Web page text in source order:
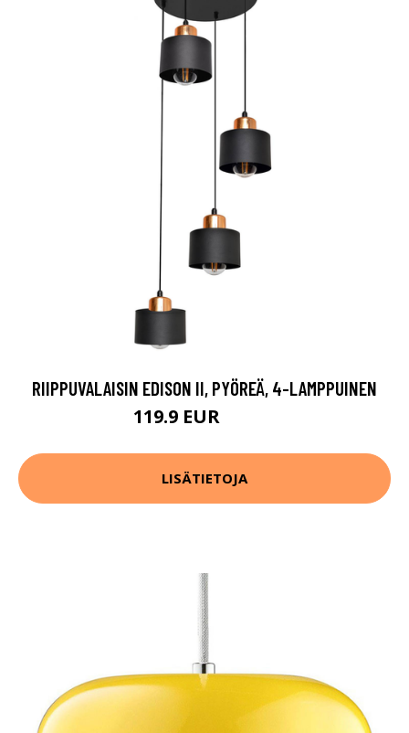
RIIPPUVALAISIN EDISON II, PYÖREÄ, 4-LAMPPUINEN
119.9 EUR
LISÄTIETOJA